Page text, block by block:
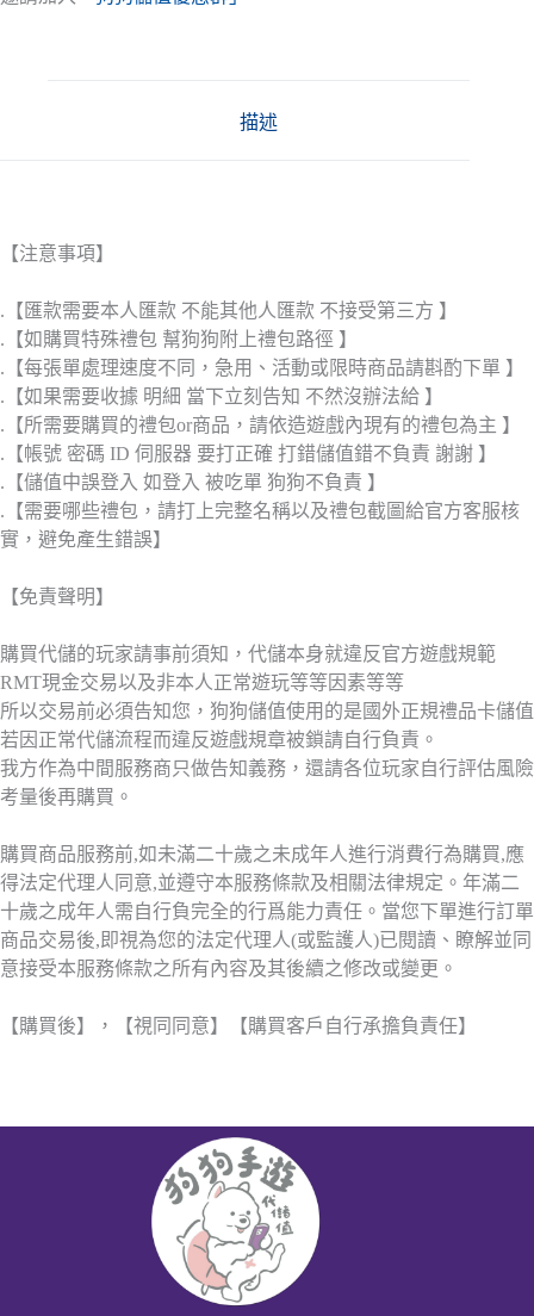
描述
【注意事項】
.【匯款需要本人匯款 不能其他人匯款 不接受第三方 】
.【如購買特殊禮包 幫狗狗附上禮包路徑 】
.【每張單處理速度不同，急用、活動或限時商品請斟酌下單 】
.【如果需要收據 明細 當下立刻告知 不然沒辦法給 】
.【所需要購買的禮包or商品，請依造遊戲內現有的禮包為主 】
.【帳號 密碼 ID 伺服器 要打正確 打錯儲值錯不負責 謝謝 】
.【儲值中誤登入 如登入 被吃單 狗狗不負責 】
.【需要哪些禮包，請打上完整名稱以及禮包截圖給官方客服核
實，避免產生錯誤】
【免責聲明】
購買代儲的玩家請事前須知，代儲本身就違反官方遊戲規範
RMT現金交易以及非本人正常遊玩等等因素等等
所以交易前必須告知您，狗狗儲值使用的是國外正規禮品卡儲值
若因正常代儲流程而違反遊戲規章被鎖請自行負責。
我方作為中間服務商只做告知義務，還請各位玩家自行評估風險
考量後再購買。
購買商品服務前,如未滿二十歲之未成年人進行消費行為購買,應
得法定代理人同意,並遵守本服務條款及相關法律規定。年滿二
十歲之成年人需自行負完全的行爲能力責任。當您下單進行訂單
商品交易後,即視為您的法定代理人(或監護人)已閱讀、瞭解並同
意接受本服務條款之所有內容及其後續之修改或變更。
【購買後】，【視同同意】【購買客戶自行承擔負責任】